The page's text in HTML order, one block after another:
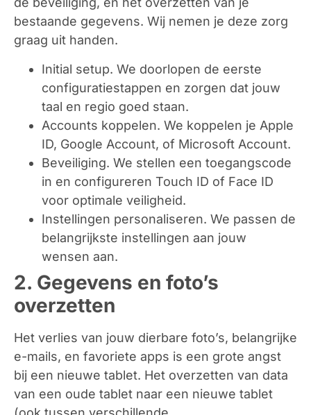
bestaande gegevens. Wij nemen je deze zorg
graag uit handen.
Initial setup. We doorlopen de eerste
configuratiestappen en zorgen dat jouw
taal en regio goed staan.
Accounts koppelen. We koppelen je Apple
ID, Google Account, of Microsoft Account.
Beveiliging. We stellen een toegangscode
in en configureren Touch ID of Face ID
voor optimale veiligheid.
Instellingen personaliseren. We passen de
belangrijkste instellingen aan jouw
wensen aan.
2. Gegevens en foto’s
overzetten
Het verlies van jouw dierbare foto’s, belangrijke
e-mails, en favoriete apps is een grote angst
bij een nieuwe tablet. Het overzetten van data
van een oude tablet naar een nieuwe tablet